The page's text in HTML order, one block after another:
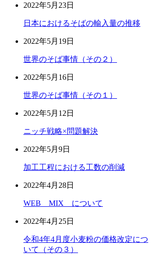
2022年5月23日
日本におけるそばの輸入量の推移
2022年5月19日
世界のそば事情（その２）
2022年5月16日
世界のそば事情（その１）
2022年5月12日
ニッチ戦略×問題解決
2022年5月9日
加工工程における工数の削減
2022年4月28日
WEB MIX について
2022年4月25日
令和4年4月度小麦粉の価格改定につ
いて（その３）